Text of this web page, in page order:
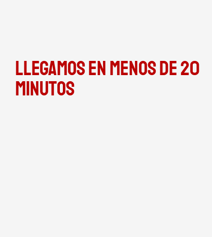
Llegamos en menos de 20
minutos